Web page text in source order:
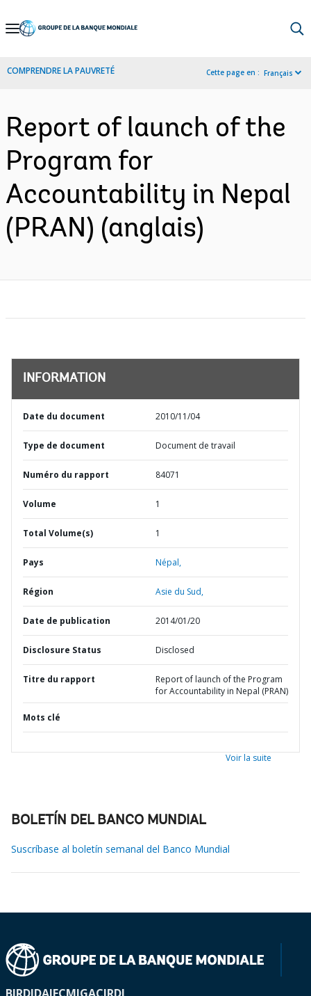
Skip
Navigation
COMPRENDRE LA PAUVRETÉ Cette page en : Français
Report of launch of the
Program for
Accountability in Nepal
(PRAN) (anglais)
INFORMATION
Date du document 2010/11/04
Type de document Document de travail
Numéro du rapport 84071
Volume 1
Total Volume(s) 1
Pays Népal,
Région Asie du Sud,
Date de publication 2014/01/20
Disclosure Status Disclosed
Titre du rapport
Report of launch of the Program
for Accountability in Nepal (PRAN)
Mots clé
Voir la suite
BOLETÍN DEL BANCO MUNDIAL
Suscríbase al boletín semanal del Banco Mundial